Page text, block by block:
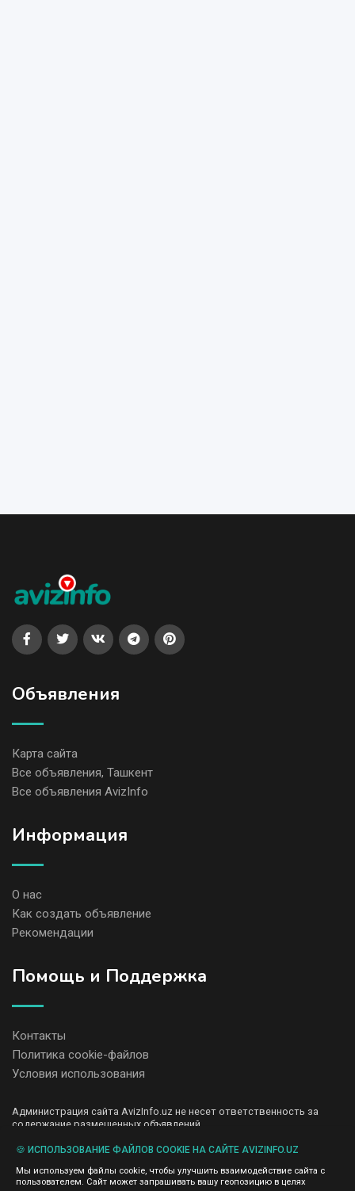
Объявления
Карта сайта
Все объявления, Ташкент
Все объявления AvizInfo
Информация
О нас
Как создать объявление
Рекомендации
Помощь и Поддержка
Контакты
Политика cookie-файлов
Условия использования
Администрация сайта AvizInfo.uz не несет ответственность за
содержание размещенных объявлений.
передаем и не продаем личную информацию зарегистрированных
правила конфиденциальности сайтов на которые ссылается
AvizInfo.uz. На некоторых страницах нашего сайта представлена
🍪 ИСПОЛЬЗОВАНИЕ ФАЙЛОВ COOKIE НА САЙТЕ AVIZINFO.UZ
Мы используем файлы cookie, чтобы улучшить взаимодействие сайта с
пользователем. Сайт может запрашивать вашу геопозицию в целях